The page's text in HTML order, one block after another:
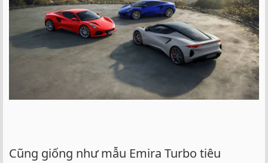
Cũng giống như mẫu Emira Turbo tiêu